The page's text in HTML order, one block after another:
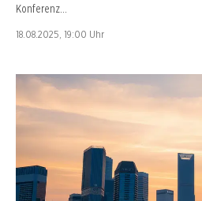
Konferenz…
18.08.2025, 19:00 Uhr